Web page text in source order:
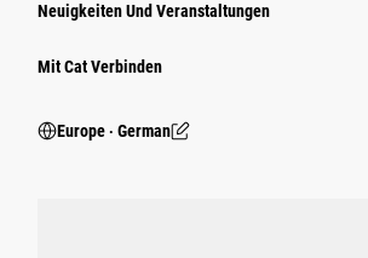
Neuigkeiten Und Veranstaltungen
Mit Cat Verbinden
Europe ‧ German